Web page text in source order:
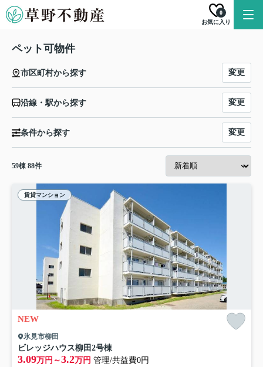
お気に入り
0
ペット可物件
市区町村から探す 変更
沿線・駅から探す 変更
条件から探す 変更
59棟 88件
賃貸マンション
NEW
氷見市柳田
ビレッジハウス柳田2号棟
3.09万円～3.2万円 管理/共益費0円